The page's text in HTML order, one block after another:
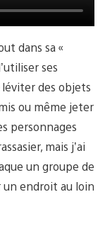
dans sa «
ses
des objets
ou même jeter
personnages
mais j’ai
un groupe de
un endroit au loin